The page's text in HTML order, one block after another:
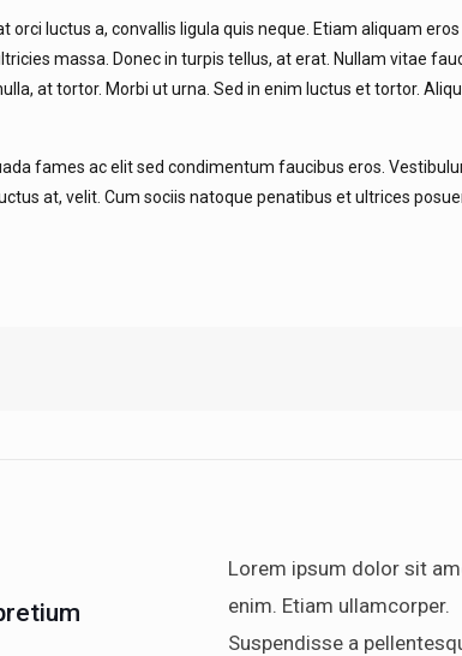
luctus a, convallis ligula quis neque. Etiam aliquam
massa. Donec in turpis tellus, at erat. Nullam vitae
at tortor. Morbi ut urna. Sed in enim luctus et tortor.
fames ac elit sed condimentum faucibus eros.
at, velit. Cum sociis natoque penatibus et ultrices
Lorem ipsum dolor sit
enim. Etiam ullamcorper.
Suspendisse a